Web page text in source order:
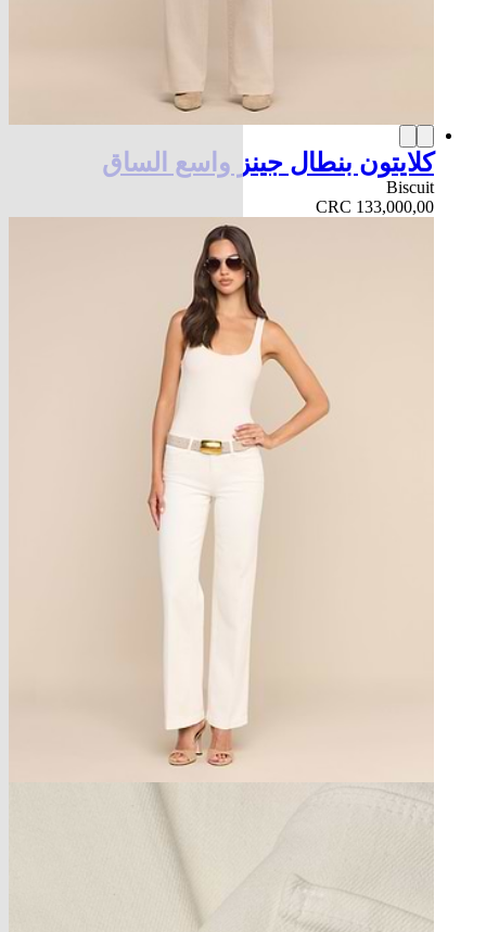
كلايتون بنطال جينز واسع الساق
Biscuit
CRC 133,000,00